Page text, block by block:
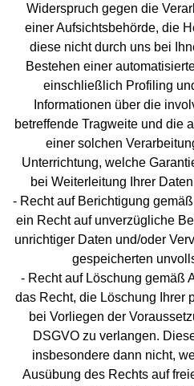
Widerspruch gegen die
einer Aufsichtsbehörde, die
diese nicht durch uns bei
Bestehen einer
einschließlich Profiling
Informationen über die
betreffende Tragweite und die
einer solchen
Unterrichtung, welche
bei Weiterleitung Ihrer
- Recht auf Berichtigung
ein Recht auf unverzügliche
unrichtiger Daten und/oder
gespeicherten
- Recht auf Löschung gemäß
das Recht, die Löschung Ihrer
bei Vorliegen der
DSGVO zu verlangen.
insbesondere dann nicht,
Ausübung des Rechts auf